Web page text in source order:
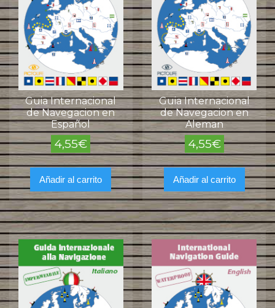
Guia Internacional
de Navegacion en
Español
4,55€
Añadir al carrito
Guia Internacional
de Navegacion en
Aleman
4,55€
Añadir al carrito